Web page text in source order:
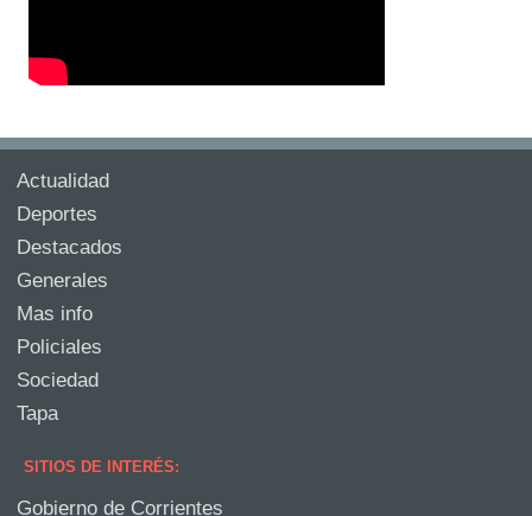
Actualidad
Deportes
Destacados
Generales
Mas info
Policiales
Sociedad
Tapa
SITIOS DE INTERÉS:
Gobierno de Corrientes